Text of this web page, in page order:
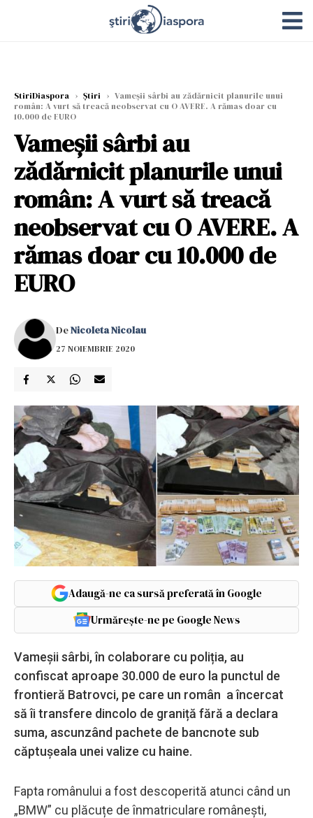
StiriDiaspora › Știri › Vameșii sârbi au zădărnicit planurile unui
român: A vurt să treacă neobservat cu O AVERE. A rămas doar cu
10.000 de EURO
Vameșii sârbi au
zădărnicit planurile unui
român: A vurt să treacă
neobservat cu O AVERE. A
rămas doar cu 10.000 de
EURO
DeNicoleta Nicolau
27 NOIEMBRIE 2020
Adaugă-ne ca sursă preferată în Google
Urmărește-ne pe Google News
Vameșii sârbi, în colaborare cu poliția, au
confiscat aproape 30.000 de euro la punctul de
frontieră Batrovci, pe care un român a încercat
să îi transfere dincolo de graniță fără a declara
suma, ascunzând pachete de bancnote sub
căptușeala unei valize cu haine.
Fapta românului a fost descoperită atunci când un
„BMW” cu plăcuțe de înmatriculare românești,